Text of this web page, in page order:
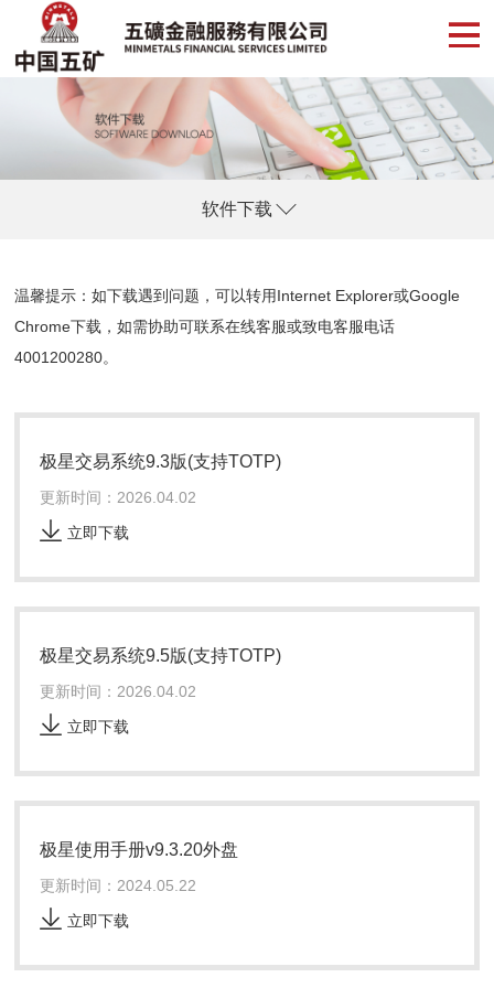
软件下载
温馨提示：如下载遇到问题，可以转用Internet Explorer或Google
Chrome下载，如需协助可联系在线客服或致电客服电话
4001200280。
极星交易系统9.3版(支持TOTP)
更新时间：2026.04.02
立即下载
极星交易系统9.5版(支持TOTP)
更新时间：2026.04.02
立即下载
极星使用手册v9.3.20外盘
更新时间：2024.05.22
立即下载